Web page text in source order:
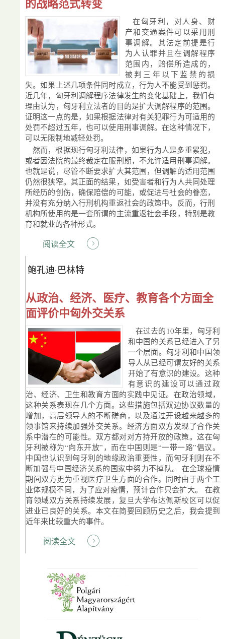
在匈牙利，对人身、财
产和交通案件可以采用刑
事调解。其法定前提是行
为人认罪并且在调解程序
范围内，赔偿所造成的，
被判三年以下监禁的损
失。如果上述几项条件同时成立，行为人不能受到惩罚。
近几年，匈牙利调解程序法律发生的变化基础上，我们有
理由认为，匈牙利立法者的目的是扩大调解程序的范围。
证明这一点的是，如果根据法律对有关犯罪行为可适用的
处罚不超过五年，也可以使用刑事调解。在这种情况下，
可以无限制地减轻处罚。
然而，根据现行匈牙利法律，如果行为人是多重累犯，
或者因法院的最终裁定在服刑期，不允许适用刑事调解。
也就是说，尽管不断要求扩大其范围，但调解的适用范围
仍然很狭窄。其正面的结果，如受害者和行为人共同处理
所经历的创伤，确保赔偿的可能，或促进与社会的眷恋，
并没有充分纳入行刑机构重返社会的政策中。反而，行刑
机构所使用的是一套所谓的主流重返社会手段，特别是教
育和就业的各种形式。
阅读全文
鲍孔迪·巴林特
从政治、经济、医疗、教育各个方面全
面评价中匈外交关系
在过去的10年里，匈牙利
和中国的关系已经进入了另
一个层面。匈牙利和中国领
导人从已经可谓友好的关系
开始了有意识的建设。这种
有意识的建设可以通过政
治、经济、卫生和教育方面的实践中见证。在政治领域，
这种关系表现在几个方面。这些措施包括双边协议数量的
增加，高层领导人的不断磋商，以及通过开设越来越多的
领事馆来持续加强外交关系。经济方面双方发现了合作关
系中潜在的可能性。双方都对对方持开放的政策。这在匈
牙利被称为“向东开放”，而在中国则是“一带一路”倡议。
中国也认识到匈牙利的地缘政治重要性，而匈牙利则在不
断加强与中国经济关系的国家中努力不掉队。 在全球疫情
期间双方更为重视医疗卫生方面的合作。同时由于两个工
业体规模不同，为了应对疫情，预计合作只会扩大。 在教
育领域双方关系持续发展，复旦大学布达佩斯校区可以促
进业已良好的关系。本文在简要回顾历史之后，我会提到
近年来比较重大的事件。
阅读全文